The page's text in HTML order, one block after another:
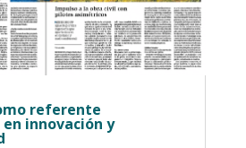
referente
innovación y